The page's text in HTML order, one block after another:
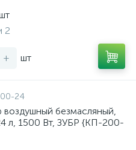
2
+ шт
24
безмасляный,
л, 1500 Вт, ЗУБР {КП-200-